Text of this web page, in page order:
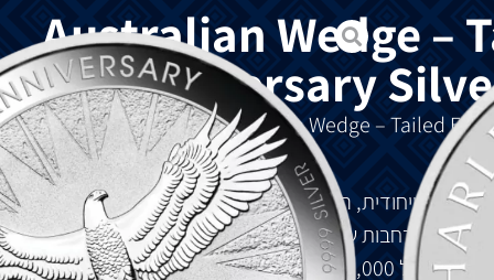
Australian Wedge –
Anniversary
מצייןאתיום השנה
הצורההייחודית, הואציפורהטרףהגדולהביותר
כנפיים נרחבותשלעד2.5 מטר,בעליכולתלעוףללא
לגבהים של מטרומעלהעלזרמיאווירתרמיים